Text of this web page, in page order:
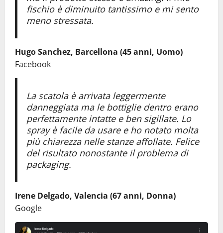
fischio è diminuito tantissimo e mi sento
meno stressata.
Hugo Sanchez, Barcellona (45 anni, Uomo)
Facebook
La scatola è arrivata leggermente
danneggiata ma le bottiglie dentro erano
perfettamente intatte e ben sigillate. Lo
spray è facile da usare e ho notato molta
più chiarezza nelle stanze affollate. Felice
del risultato nonostante il problema di
packaging.
Irene Delgado, Valencia (67 anni, Donna)
Google